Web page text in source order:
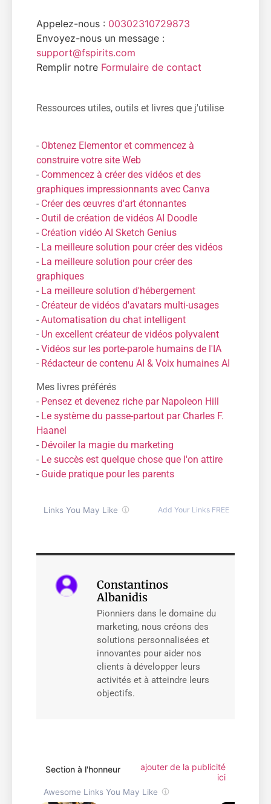
Appelez-nous : 00302310729873
Envoyez-nous un message :
support@fspirits.com
Remplir notre Formulaire de contact
Ressources utiles, outils et livres que j'utilise
- Obtenez Elementor et commencez à
construire votre site Web
- Commencez à créer des vidéos et des
graphiques impressionnants avec Canva
- Créer des œuvres d'art étonnantes
- Outil de création de vidéos AI Doodle
- Création vidéo AI Sketch Genius
- La meilleure solution pour créer des vidéos
- La meilleure solution pour créer des
graphiques
- La meilleure solution d'hébergement
- Créateur de vidéos d'avatars multi-usages
- Automatisation du chat intelligent
- Un excellent créateur de vidéos polyvalent
- Vidéos sur les porte-parole humains de l'IA
- Rédacteur de contenu AI & Voix humaines AI
Mes livres préférés
- Pensez et devenez riche par Napoleon Hill
- Le système du passe-partout par Charles F.
Haanel
- Dévoiler la magie du marketing
- Le succès est quelque chose que l'on attire
- Guide pratique pour les parents
Constantinos
Albanidis
Pionniers dans le domaine du
marketing, nous créons des
solutions personnalisées et
innovantes pour aider nos
clients à développer leurs
activités et à atteindre leurs
objectifs.
Section à l'honneur
ajouter de la publicité
ici